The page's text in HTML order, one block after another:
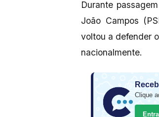
Durante
João Campos
voltou a defender
nacionalmente.
Clique